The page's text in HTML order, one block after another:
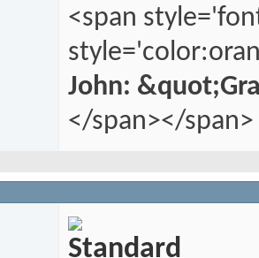
<span
John:
</span></span>